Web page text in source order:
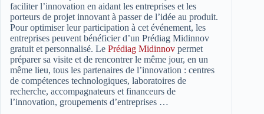
faciliter l’innovation en aidant les entreprises et les
porteurs de projet innovant à passer de l’idée au produit.
Pour optimiser leur participation à cet événement, les
entreprises peuvent bénéficier d’un Prédiag Midinnov
gratuit et personnalisé. Le Prédiag Midinnov permet
préparer sa visite et de rencontrer le même jour, en un
même lieu, tous les partenaires de l’innovation : centres
de compétences technologiques, laboratoires de
recherche, accompagnateurs et financeurs de
l’innovation, groupements d’entreprises …